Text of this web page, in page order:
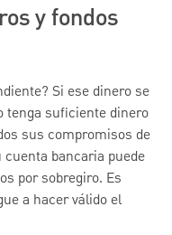
y fondos
Si ese dinero se
tenga suficiente dinero
sus compromisos de
cuenta bancaria puede
por sobregiro. Es
a hacer válido el